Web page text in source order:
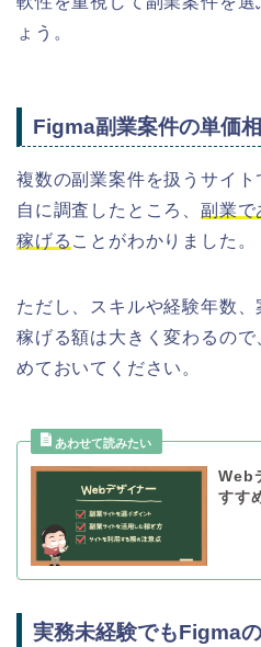
ょう。
Figma副業案件の単価
複数の副業案件を扱うサイ
自に調査したところ、 副業で
稼げる ことがわかりました。
ただし、スキルや経験年数
稼げる額は大きく変わるの
めておいてください。
Web
すす
実務未経験でもFigma